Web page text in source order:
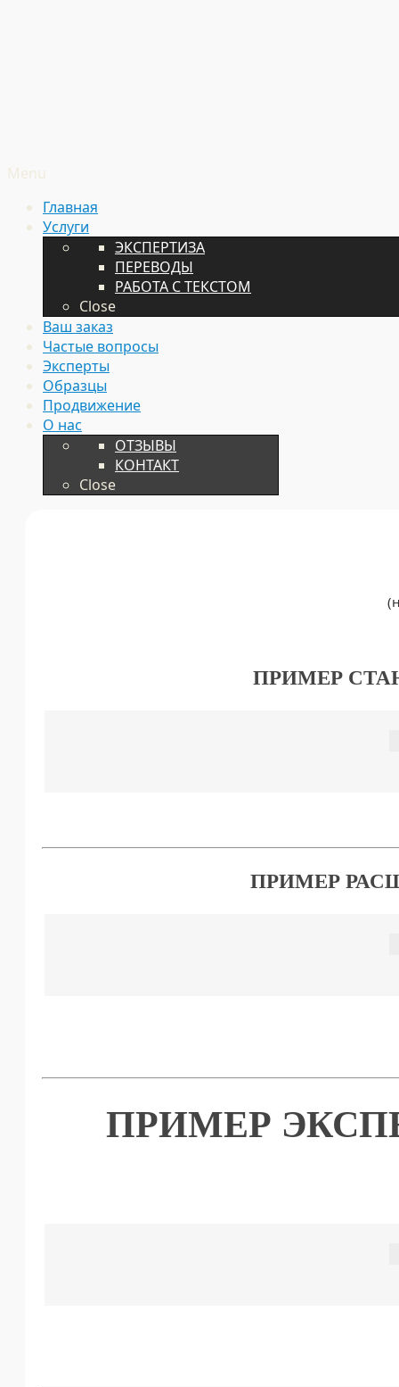
Menu
Главная
Услуги
ЭКСПЕРТИЗА
ПЕРЕВОДЫ
РАБОТА С ТЕКСТОМ
Close
Ваш заказ
Частые вопросы
Эксперты
Образцы
Продвижение
О нас
ОТЗЫВЫ
КОНТАКТ
Close
ПРИМЕР
ПРИМЕР
ПРИМЕР